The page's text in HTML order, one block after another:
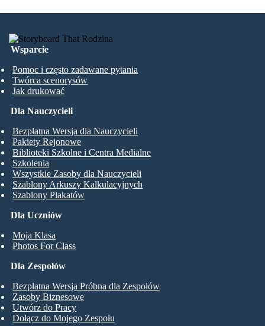
Wsparcie
Pomoc i często zadawane pytania
Twórca scenorysów
Jak drukować
Dla Uczniów
Moja Klasa
Photos For Class
Dla Nauczycieli
Bezpłatna Wersja dla Nauczycieli
Pakiety Rejonowe
Biblioteki Szkolne i Centra Medialne
Szkolenia
Wszystkie Zasoby dla Nauczycieli
Szablony Arkuszy Kalkulacyjnych
Szablony Plakatów
Dla Zespołów
Bezpłatna Wersja Próbna dla Zespołów
Zasoby Biznesowe
Utwórz do Pracy
Dołącz do Mojego Zespołu